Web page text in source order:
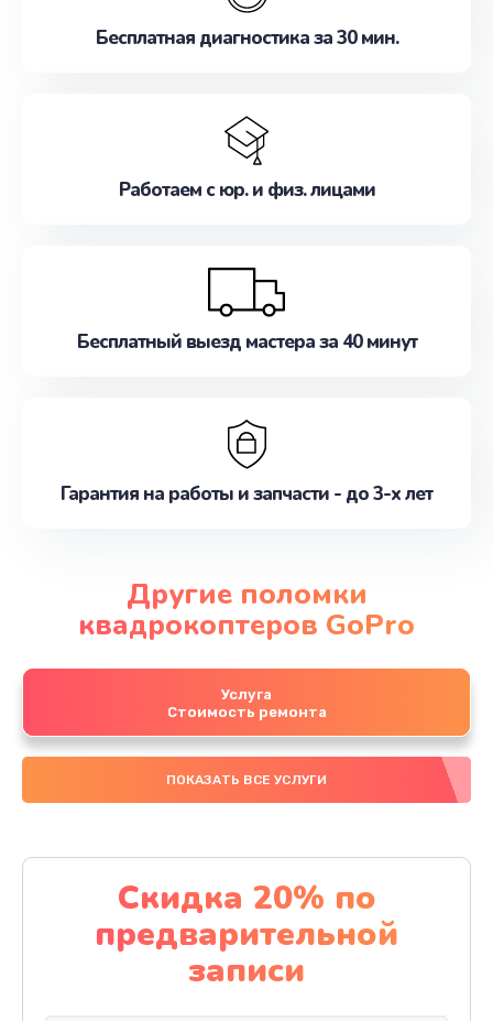
Бесплатная диагностика за 30 мин.
Работаем с юр. и физ. лицами
Бесплатный выезд мастера за 40 минут
Гарантия на работы и запчасти - до 3-х лет
Другие поломки
квадрокоптеров GoPro
Услуга
Стоимость ремонта
ПОКАЗАТЬ ВСЕ УСЛУГИ
Скидка 20% по
предварительной
записи